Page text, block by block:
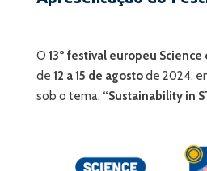
O 13º festival europeu Science
de 12 a 15 de agostode 2024,
sob o tema: “Sustainability in